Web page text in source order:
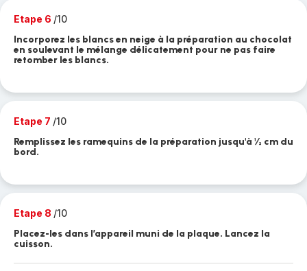
Etape 6 /10
Incorporez les blancs en neige à la préparation au chocolat
en soulevant le mélange délicatement pour ne pas faire
retomber les blancs.
Etape 7 /10
Remplissez les ramequins de la préparation jusqu'à ½ cm du
bord.
Etape 8 /10
Placez-les dans l’appareil muni de la plaque. Lancez la
cuisson.